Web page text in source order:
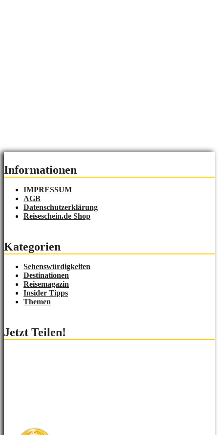
Informationen
IMPRESSUM
AGB
Datenschutzerklärung
Reiseschein.de Shop
Kategorien
Sehenswürdigkeiten
Destinationen
Reisemagazin
Insider Tipps
Themen
Jetzt Teilen!